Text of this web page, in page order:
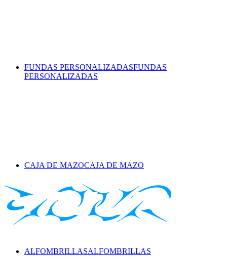
FUNDAS PERSONALIZADASFUNDAS
PERSONALIZADAS
CAJA DE MAZOCAJA DE MAZO
ALFOMBRILLASALFOMBRILLAS